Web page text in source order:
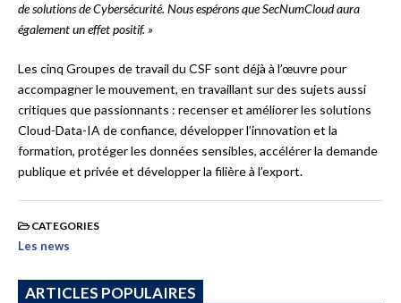
de solutions de Cybersécurité. Nous espérons que SecNumCloud aura
également un effet positif. »
Les cinq Groupes de travail du CSF sont déjà à l’œuvre pour
accompagner le mouvement, en travaillant sur des sujets aussi
critiques que passionnants : recenser et améliorer les solutions
Cloud-Data-IA de confiance, développer l’innovation et la
formation, protéger les données sensibles, accélérer la demande
publique et privée et développer la filière à l’export.
CATEGORIES
Les news
ARTICLES POPULAIRES